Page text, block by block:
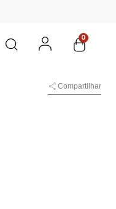
0
Compartilhar